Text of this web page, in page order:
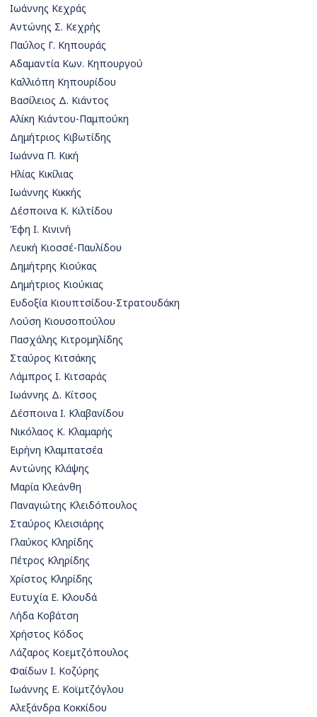
Ιωάννης Κεχράς
Αντώνης Σ. Κεχρής
Παύλος Γ. Κηπουράς
Αδαμαντία Κων. Κηπουργού
Καλλιόπη Κηπουρίδου
Βασίλειος Δ. Κιάντος
Αλίκη Κιάντου-Παμπούκη
Δημήτριος Κιβωτίδης
Ιωάννα Π. Κική
Ηλίας Κικίλιας
Ιωάννης Κικκής
Δέσποινα Κ. Κιλτίδου
Έφη Ι. Κινινή
Λευκή Κιοσσέ-Παυλίδου
Δημήτρης Κιούκας
Δημήτριος Κιούκιας
Ευδοξία Κιουπτσίδου-Στρατουδάκη
Λούση Κιουσοπούλου
Πασχάλης Κιτρομηλίδης
Σταύρος Κιτσάκης
Λάμπρος Ι. Κιτσαράς
Ιωάννης Δ. Κίτσος
Δέσποινα Ι. Κλαβανίδου
Νικόλαος Κ. Κλαμαρής
Ειρήνη Κλαμπατσέα
Αντώνης Κλάψης
Μαρία Κλεάνθη
Παναγιώτης Κλειδόπουλος
Σταύρος Κλεισιάρης
Γλαύκος Κληρίδης
Πέτρος Κληρίδης
Χρίστος Κληρίδης
Ευτυχία Ε. Κλουδά
Λήδα Κοβάτση
Χρήστος Κόδος
Λάζαρος Κοεμτζόπουλος
Φαίδων Ι. Κοζύρης
Ιωάννης Ε. Κοϊμτζόγλου
Αλεξάνδρα Κοκκίδου